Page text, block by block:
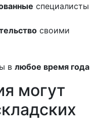
специалисты
своими
в любое время года
могут